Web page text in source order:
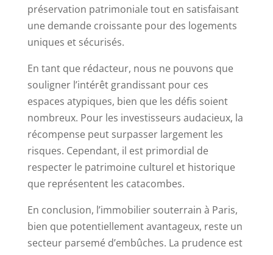
préservation patrimoniale tout en satisfaisant
une demande croissante pour des logements
uniques et sécurisés.
En tant que rédacteur, nous ne pouvons que
souligner l’intérêt grandissant pour ces
espaces atypiques, bien que les défis soient
nombreux. Pour les investisseurs audacieux, la
récompense peut surpasser largement les
risques. Cependant, il est primordial de
respecter le patrimoine culturel et historique
que représentent les catacombes.
En conclusion, l’immobilier souterrain à Paris,
bien que potentiellement avantageux, reste un
secteur parsemé d’embûches. La prudence est